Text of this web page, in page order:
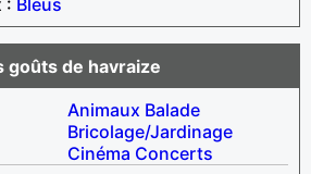
goûts de havraize
Animaux Balade
Bricolage/Jardinage
Cinéma Concerts